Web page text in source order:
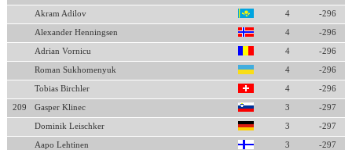
Akram Adilov 4 -296
Alexander Henningsen 4 -296
Adrian Vornicu 4 -296
Roman Sukhomenyuk 4 -296
Tobias Birchler 4 -296
209 Gasper Klinec 3 -297
Dominik Leischker 3 -297
Aapo Lehtinen 3 -297